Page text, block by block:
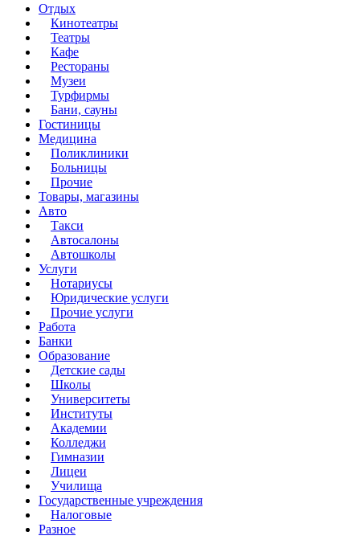
Отдых
Кинотеатры
Театры
Кафе
Рестораны
Музеи
Турфирмы
Бани, сауны
Гостиницы
Медицина
Поликлиники
Больницы
Прочие
Товары, магазины
Авто
Такси
Автосалоны
Автошколы
Услуги
Нотариусы
Юридические услуги
Прочие услуги
Работа
Банки
Образование
Детские сады
Школы
Университеты
Институты
Академии
Колледжи
Гимназии
Лицеи
Училища
Государственные учреждения
Налоговые
Разное